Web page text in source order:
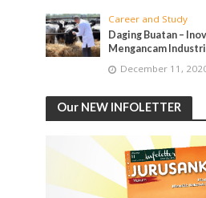
Career and Study
Daging Buatan –
Mengancam
December 11,
Our NEW INFOLETTER